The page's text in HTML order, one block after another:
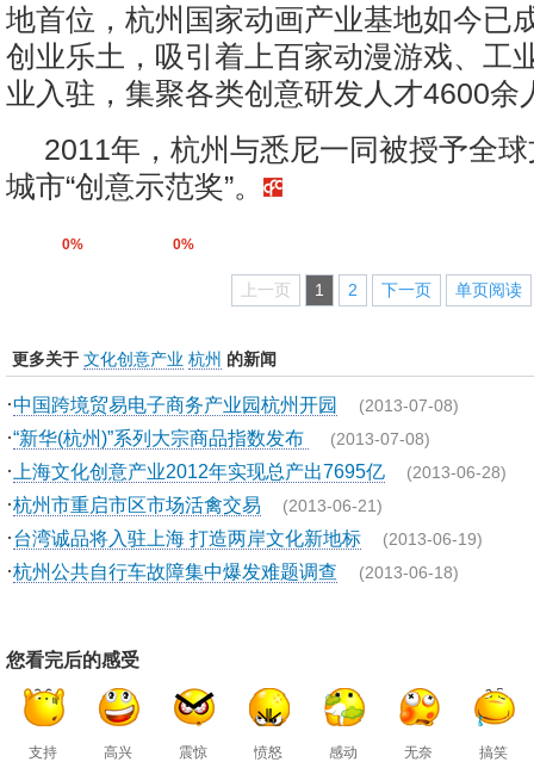
地首位，杭州国家动画产业基地如今已
创业乐土，吸引着上百家动漫游戏、工
业入驻，集聚各类创意研发人才4600余
2011年，杭州与悉尼一同被授予全
城市“创意示范奖”。
0% 0%
上一页 1 2 下一页 单页阅读
更多关于 文化创意产业 杭州 的新闻
·中国跨境贸易电子商务产业园杭州开园 (2013-07-08)
·“新华(杭州)”系列大宗商品指数发布 (2013-07-08)
· 上海文化创意产业2012年实现总产出7695亿 (2013-06-28)
·杭州市重启市区市场活禽交易 (2013-06-21)
·台湾诚品将入驻上海 打造两岸文化新地标 (2013-06-19)
·杭州公共自行车故障集中爆发难题调查 (2013-06-18)
您看完后的感受
支持 高兴 震惊 愤怒 感动 无奈 搞笑